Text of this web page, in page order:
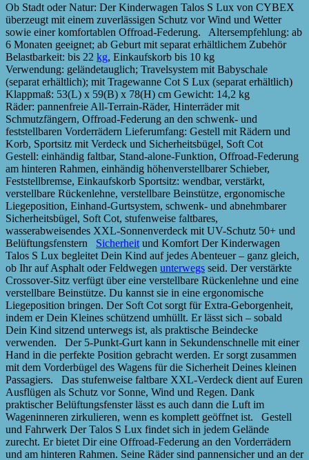
Ob Stadt oder Natur: Der Kinderwagen Talos S Lux von CYBEX
überzeugt mit einem zuverlässigen Schutz vor Wind und Wetter
sowie einer komfortablen Offroad-Federung. Altersempfehlung: ab
6 Monaten geeignet; ab Geburt mit separat erhältlichem Zubehör
Belastbarkeit: bis 22 kg, Einkaufskorb bis 10 kg
Verwendung: geländetauglich; Travelsystem mit Babyschale
(separat erhältlich); mit Tragewanne Cot S Lux (separat erhältlich)
Klappmaß: 53(L) x 59(B) x 78(H) cm Gewicht: 14,2 kg
Räder: pannenfreie All-Terrain-Räder, Hinterräder mit
Schmutzfängern, Offroad-Federung an den schwenk- und
feststellbaren Vorderrädern Lieferumfang: Gestell mit Rädern und
Korb, Sportsitz mit Verdeck und Sicherheitsbügel, Soft Cot
Gestell: einhändig faltbar, Stand-alone-Funktion, Offroad-Federung
am hinteren Rahmen, einhändig höhenverstellbarer Schieber,
Feststellbremse, Einkaufskorb Sportsitz: wendbar, verstärkt,
verstellbare Rückenlehne, verstellbare Beinstütze, ergonomische
Liegeposition, Einhand-Gurtsystem, schwenk- und abnehmbarer
Sicherheitsbügel, Soft Cot, stufenweise faltbares,
wasserabweisendes XXL-Sonnenverdeck mit UV-Schutz 50+ und
Belüftungsfenstern Sicherheit und Komfort Der Kinderwagen
Talos S Lux begleitet Dein Kind auf jedes Abenteuer – ganz gleich,
ob Ihr auf Asphalt oder Feldwegen unterwegs seid. Der verstärkte
Crossover-Sitz verfügt über eine verstellbare Rückenlehne und eine
verstellbare Beinstütze. Du kannst sie in eine ergonomische
Liegeposition bringen. Der Soft Cot sorgt für Extra-Geborgenheit,
indem er Dein Kleines schützend umhüllt. Er lässt sich – sobald
Dein Kind sitzend unterwegs ist, als praktische Beindecke
verwenden. Der 5-Punkt-Gurt kann in Sekundenschnelle mit einer
Hand in die perfekte Position gebracht werden. Er sorgt zusammen
mit dem Vorderbügel des Wagens für die Sicherheit Deines kleinen
Passagiers. Das stufenweise faltbare XXL-Verdeck dient auf Euren
Ausflügen als Schutz vor Sonne, Wind und Regen. Dank
praktischer Belüftungsfenster lässt es auch dann die Luft im
Wageninneren zirkulieren, wenn es komplett geöffnet ist. Gestell
und Fahrwerk Der Talos S Lux findet sich in jedem Gelände
zurecht. Er bietet Dir eine Offroad-Federung an den Vorderrädern
und am hinteren Rahmen. Seine Räder sind pannensicher und an der